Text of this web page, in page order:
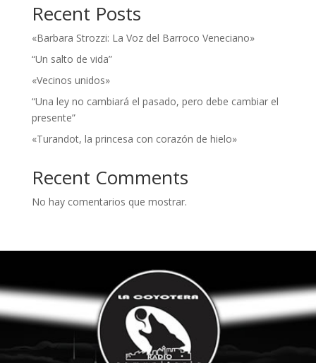
Recent Posts
«Barbara Strozzi: La Voz del Barroco Veneciano»
“Un salto de vida”
«Vecinos unidos»
“Una ley no cambiará el pasado, pero debe cambiar el
presente”
«Turandot, la princesa con corazón de hielo»
Recent Comments
No hay comentarios que mostrar.